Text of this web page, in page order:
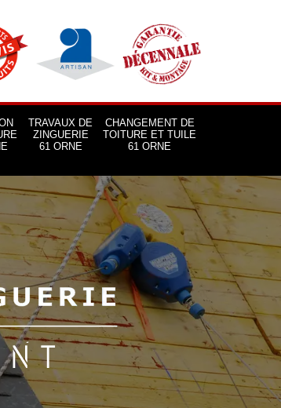
TRAVAUX DE
ZINGUERIE
61 ORNE
CHANGEMENT DE
TOITURE ET TUILE
61 ORNE